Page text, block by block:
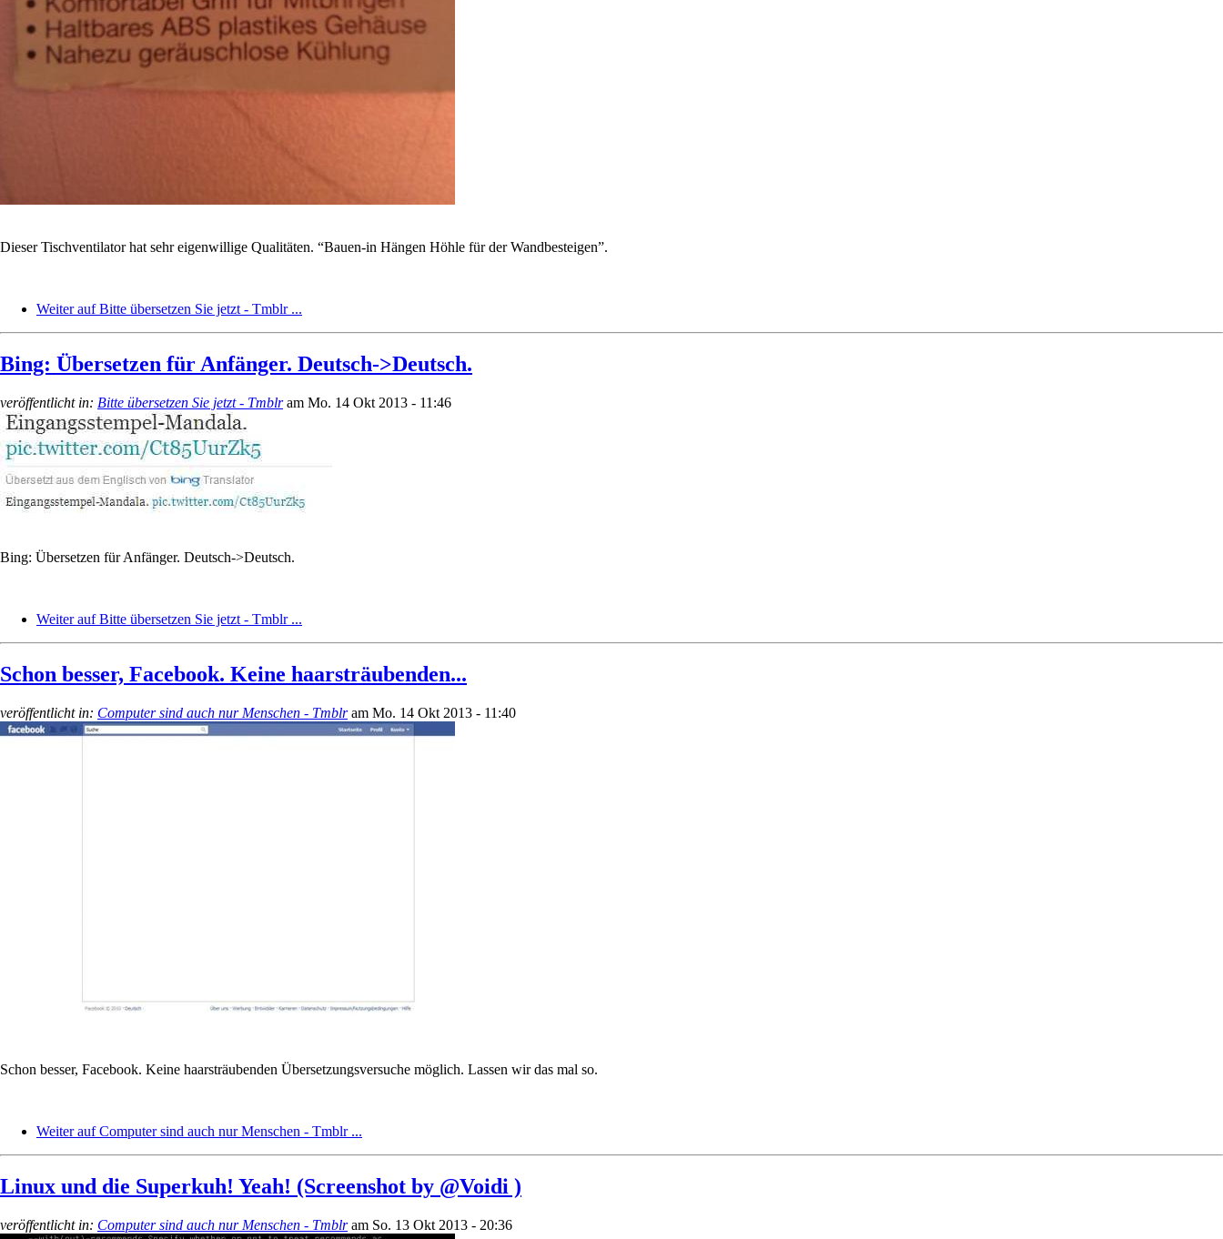
Dieser Tischventilator hat sehr eigenwillige Qualitäten. “Bauen-in Hängen Höhle für der Wandbesteigen”.
Weiter auf Bitte übersetzen Sie jetzt - Tmblr ...
Bing: Übersetzen für Anfänger. Deutsch->Deutsch.
veröffentlicht in: Bitte übersetzen Sie jetzt - Tmblram Mo. 14 Okt 2013 - 11:46
Bing: Übersetzen für Anfänger. Deutsch->Deutsch.
Weiter auf Bitte übersetzen Sie jetzt - Tmblr ...
Schon besser, Facebook. Keine haarsträubenden...
veröffentlicht in: Computer sind auch nur Menschen - Tmblram Mo. 14 Okt 2013 - 11:40
Schon besser, Facebook. Keine haarsträubenden Übersetzungsversuche möglich. Lassen wir das mal so.
Weiter auf Computer sind auch nur Menschen - Tmblr ...
Linux und die Superkuh! Yeah! (Screenshot by @Voidi )
veröffentlicht in: Computer sind auch nur Menschen - Tmblram So. 13 Okt 2013 - 20:36